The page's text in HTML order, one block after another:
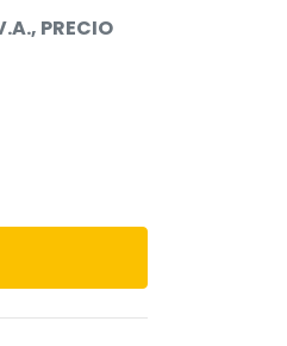
PRECIO